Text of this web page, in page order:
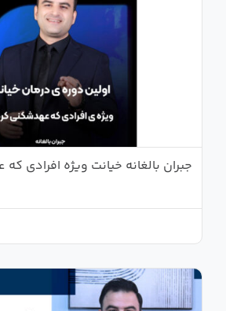
جبران بالغانه خیانت ویژه افرادی